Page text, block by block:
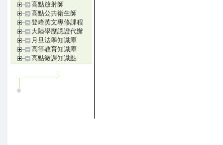
高點放射師
高點公共衛生師
登峰英文專修課程
大陸學歷認證代辦
月旦法學知識庫
高等教育知識庫
高點微課知識點